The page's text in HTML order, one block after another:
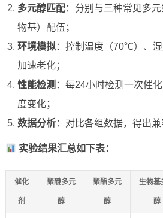
多元醇匹配：分别与三种常见多
物基）配伍；
环境模拟：控制温度（70℃）、
加速老化；
性能检测 ：每24小时检测一次催
度变化；
数据分析：对比各组数据，得出兼
实验结果汇总如下表：
催化
剂
聚醚多元
醇
聚酯多元
醇
生物基
醇